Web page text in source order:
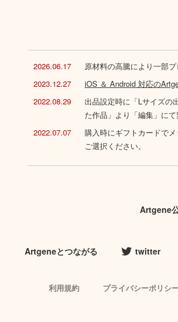
2026.06.17 原材料の高騰により一部
2023.12.27
iOS ＆ Android 対応の
2022.08.29
出品設定時に「Lサイズの
た作品」より「編集」にて
2022.07.07
購入時にギフトカードで
ご選択ください。
Artgene
Artgeneとつながる twitter
利用規約 プライバシーポリシ